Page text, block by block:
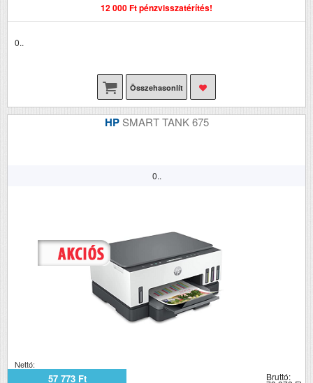
12 000 Ft pénzvisszatérítés!
0..
Összehasonlít
HP SMART TANK 675
0..
Nettó:
57 773 Ft Bruttó: